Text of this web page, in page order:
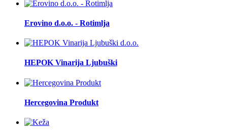
Erovino d.o.o. - Rotimlja
HEPOK Vinarija Ljubuški
Hercegovina Produkt